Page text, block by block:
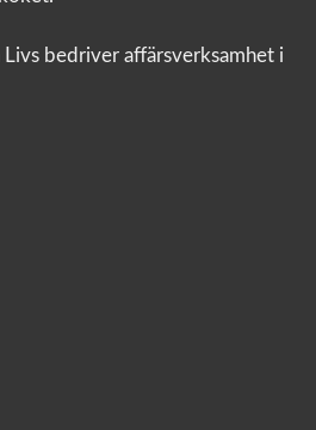
Livs bedriver affärsverksamhet i